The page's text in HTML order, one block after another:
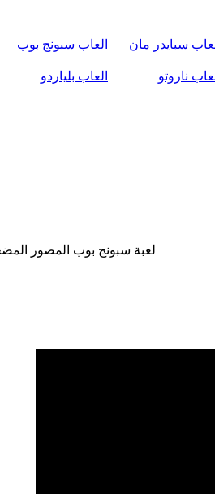
سبايدر مان العاب سبونج بوب
ناروتو العاب بلياردو
لعبة سبونج بوب المصور